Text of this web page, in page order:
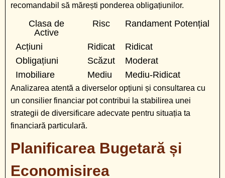
recomandabil să mărești ponderea obligațiunilor.
Clasa de
Active
Risc Randament Potențial
Acțiuni Ridicat
Ridicat
Obligațiuni
Scăzut
Moderat
Imobiliare
Mediu Mediu-Ridicat
Analizarea atentă a diverselor opțiuni și consultarea cu
un consilier financiar pot contribui la stabilirea unei
strategii de diversificare adecvate pentru situația ta
financiară particulară.
Planificarea Bugetară și
Economisirea